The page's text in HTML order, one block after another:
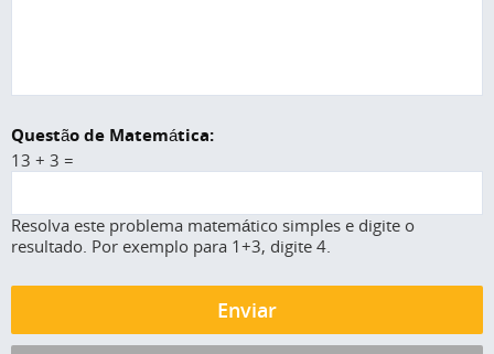
Questão de Matemática:
13 + 3 =
Resolva este problema matemático simples e digite o
resultado. Por exemplo para 1+3, digite 4.